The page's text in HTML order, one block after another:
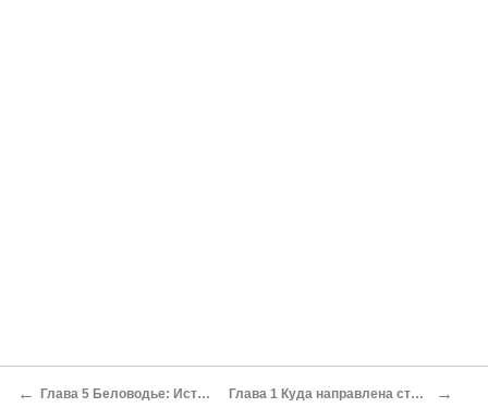
← Глава 5 Беловодье: Истоки легенды Глава 1 Куда направлена стрела времени →